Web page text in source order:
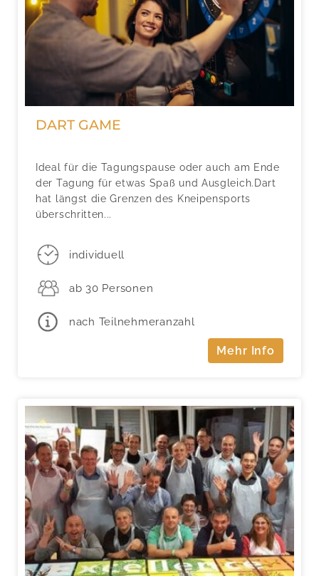
DART GAME
Ideal für die Tagungspause oder auch am Ende
der Tagung für etwas Spaß und Ausgleich.Dart
hat längst die Grenzen des Kneipensports
überschritten...
individuell
ab 30 Personen
nach Teilnehmeranzahl
Mehr Info